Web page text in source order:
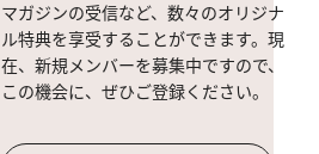
マガジンの受信など、数々のオリジナ
ル特典を享受することができます。現
在、新規メンバーを募集中ですので、
この機会に、ぜひご登録ください。